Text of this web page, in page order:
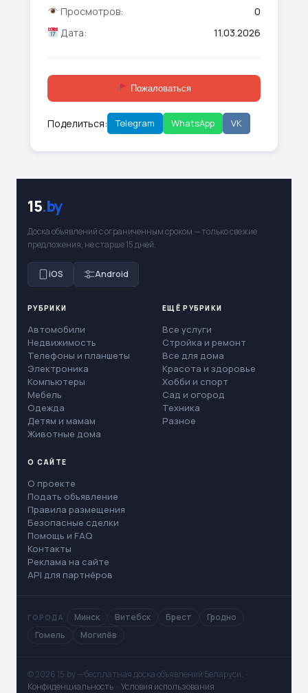
Просмотров:
0
Дата:
11.03.2026
Пожаловаться
Поделиться: Telegram WhatsApp VK
15.by
Доска объявлений с ограниченным сроком — только свежие
предложения, не старше 15 дней.
iOS Android
РУБРИКИ
Автомобили
Недвижимость
Телефоны и планшеты
Электроника
Компьютеры
Мебель
Одежда
Детям и мамам
Животные дома
ЕЩЁ РУБРИКИ
Все услуги
Стройка и ремонт
Все для дома
Красота и здоровье
Хобби и спорт
Сад и огород
Техника
Разное
О САЙТЕ
О проекте
Подать объявление
Правила размещения
Безопасные сделки
Помощь и FAQ
Контакты
Реклама на сайте
API для партнёров
ГОРОДА Минск Витебск Брест
Гродно
Гомель
Могилёв
© 2026 15.by — бесплатная доска объявлений Беларуси. ·
Конфиденциальность · Условия использования